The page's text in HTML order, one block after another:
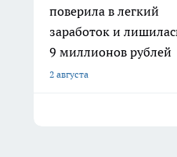
поверила в легкий
заработок и
9 миллионов рублей
2 августа